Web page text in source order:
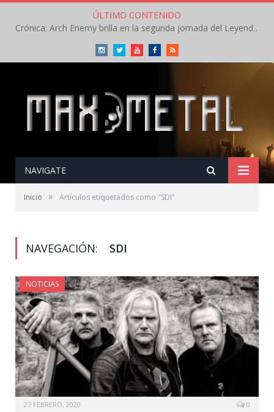
ÚLTIMO CONTENIDO
Crónica: Arch Enemy brilla en la segunda jornada del Leyendas del Rock – Jueves – Agosto 2026
InstagramTwitterYoutubeFacebookRSS
NAVIGATE
Inicio » Artículos etiquetados como "SDI"
NAVEGACIÓN: SDI
NOTICIAS
27 FEBRERO, 2020 0